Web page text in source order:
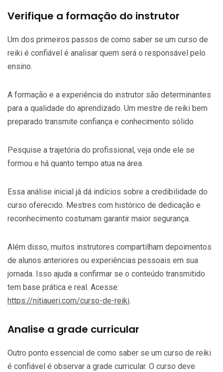
Verifique a formação do instrutor
Um dos primeiros passos de como saber se um curso de
reiki é confiável é analisar quem será o responsável pelo
ensino.
A formação e a experiência do instrutor são determinantes
para a qualidade do aprendizado. Um mestre de reiki bem
preparado transmite confiança e conhecimento sólido.
Pesquise a trajetória do profissional, veja onde ele se
formou e há quanto tempo atua na área.
Essa análise inicial já dá indícios sobre a credibilidade do
curso oferecido. Mestres com histórico de dedicação e
reconhecimento costumam garantir maior segurança.
Além disso, muitos instrutores compartilham depoimentos
de alunos anteriores ou experiências pessoais em sua
jornada. Isso ajuda a confirmar se o conteúdo transmitido
tem base prática e real. Acesse:
https://nitiaueri.com/curso-de-reiki.
Analise a grade curricular
Outro ponto essencial de como saber se um curso de reiki
é confiável é observar a grade curricular. O curso deve